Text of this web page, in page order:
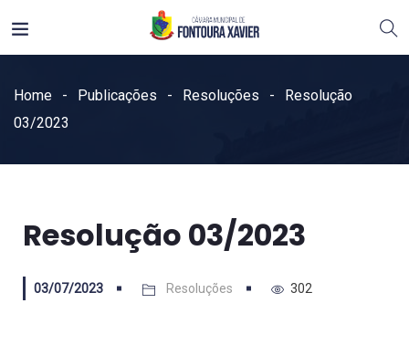
Home Publicações Resoluções
Resolução
03/2023
Resolução 03/2023
03/07/2023 Resoluções 302